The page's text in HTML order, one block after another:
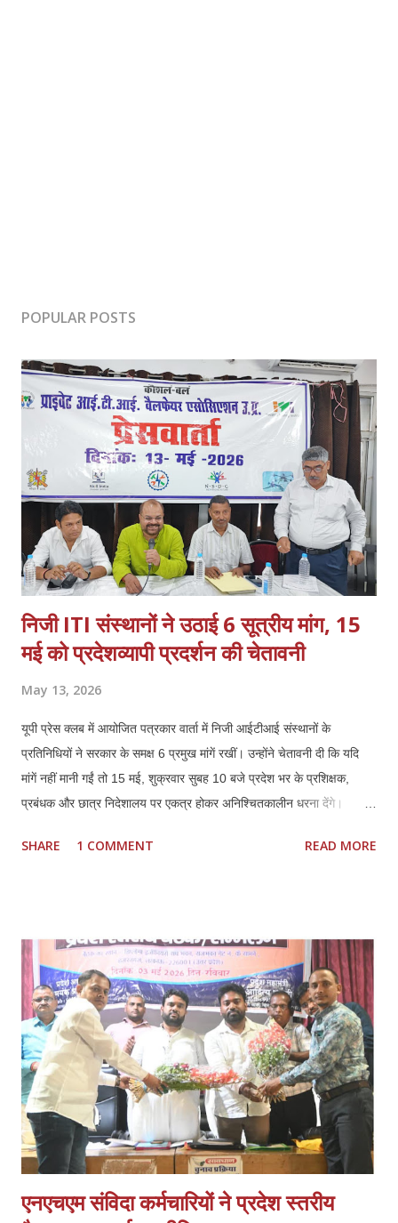
POPULAR POSTS
निजी ITI संस्थानों ने उठाई 6 सूत्रीय मांग, 15
मई को प्रदेशव्यापी प्रदर्शन की चेतावनी
May 13, 2026
यूपी प्रेस क्लब में आयोजित पत्रकार वार्ता में निजी आईटीआई संस्थानों के
प्रतिनिधियों ने सरकार के समक्ष 6 प्रमुख मांगें रखीं। उन्होंने चेतावनी दी कि यदि
मांगें नहीं मानी गईं तो 15 मई, शुक्रवार सुबह 10 बजे प्रदेश भर के प्रशिक्षक,
प्रबंधक और छात्र निदेशालय पर एकत्र होकर अनिश्चितकालीन धरना देंगे।
लेकिन मौजूदा नीतियों से संस्थानों की आर्थिक और प्रशासनिक स्थिति प्रभावित हो
हो:* पैन, आधार, OTP आधारित e-KYC के बाद अतिरिक्त नोडल वेरिफिकेशन
अनावश्यक और शोषणकारी है। 3. *थर्ड शिफ्ट बहाल हो:* दिन में नौकरी करने वाले
हजारों छात्रों को शाम की शिफ्ट न होने से प्रशिक्षण नहीं मिल पा रहा। 4.
*PMKVY 5.0 में भागीदारी मिले:* निजी संस्थानों के पास संसाधन और अनुभवी
स्टाफ होने के बावजूद योजनाओं में भागी...
SHARE 1 COMMENT READ MORE
एनएचएम संविदा कर्मचारियों ने प्रदेश स्तरीय